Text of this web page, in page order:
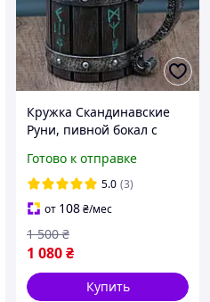
Кружка Скандинавские
Руни, пивной бокал с
надписями Руны, 3D
чашка
Готово к отправке
5.0 (3)
от 108₴/мес
1 080₴
1 500 ₴
Купить